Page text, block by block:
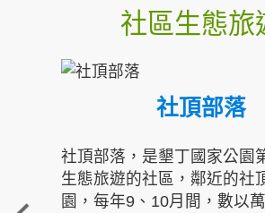
社區生態旅
社頂部落
社頂部落，是墾丁國家公園
生態旅遊的社區，鄰近的社
園，每年9、10月間，數以